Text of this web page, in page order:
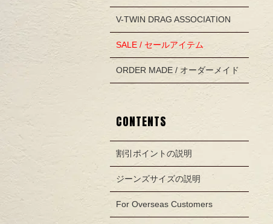
V-TWIN DRAG ASSOCIATION
SALE / セールアイテム
ORDER MADE / オーダーメイド
CONTENTS
割引ポイントの説明
ジーンズサイズの説明
For Overseas Customers